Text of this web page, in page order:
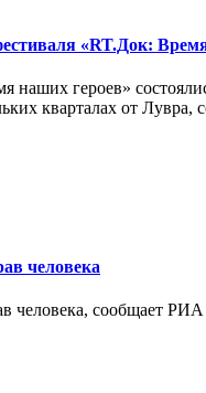
«RT.Док:
героев»
кварталах от
человека
сообщает РИА